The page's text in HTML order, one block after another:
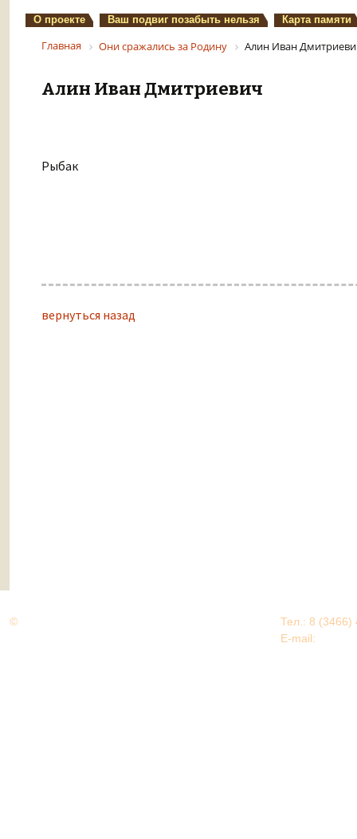
О проекте Ваш подвиг позабыть нельзя Карта памяти
Главная Они сражались за Родину Алин Иван
Алин Иван Дмитриевич
Рыбак
вернуться назад
©
Тел.: 8 (3466)
E-mail: